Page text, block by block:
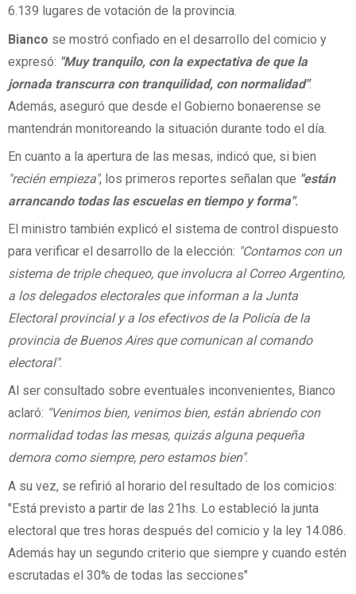
6.139 lugares de votación de la provincia.
Bianco se mostró confiado en el desarrollo del comicio y
expresó: "Muy tranquilo, con la expectativa de que la
jornada transcurra con tranquilidad, con normalidad".
Además, aseguró que desde el Gobierno bonaerense se
mantendrán monitoreando la situación durante todo el día.
En cuanto a la apertura de las mesas, indicó que, si bien
"recién empieza", los primeros reportes señalan que "están
arrancando todas las escuelas en tiempo y forma".
El ministro también explicó el sistema de control dispuesto
para verificar el desarrollo de la elección: "Contamos con un
sistema de triple chequeo, que involucra al Correo Argentino,
a los delegados electorales que informan a la Junta
Electoral provincial y a los efectivos de la Policía de la
provincia de Buenos Aires que comunican al comando
electoral".
Al ser consultado sobre eventuales inconvenientes, Bianco
aclaró: "Venimos bien, venimos bien, están abriendo con
normalidad todas las mesas, quizás alguna pequeña
demora como siempre, pero estamos bien".
A su vez, se refirió al horario del resultado de los comicios:
"Está previsto a partir de las 21hs. Lo estableció la junta
electoral que tres horas después del comicio y la ley 14.086.
Además hay un segundo criterio que siempre y cuando estén
escrutadas el 30% de todas las secciones"